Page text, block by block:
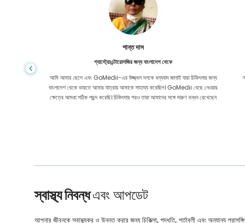
শান্ত দাস
গ্যাস্ট্রোএন্টারোলজির জন্য বাংলাদেশ থেকে
আমি আমার ছেলে এবং GoMedii-এর উজ্জ্বল দলকে ধন্যবাদ জানাই যারা চিকিৎসার জন্য
বাংলাদেশ থেকে ভারতে আমার যাত্রায় আমাকে সাহায্য করেছিল। GoMedii বেছে নেওয়ার
ক্ষেত্রে আমরা সঠিক পছন্দ করেছি। চিকিৎসার পরও তারা আমাদের সঙ্গে দারুণ বন্ধন রেখেছেন
স্বাস্থ্য নিবন্ধএবং আপডেট
আপনার জীবনকে স্বাস্থ্যকর ও উন্নত করার জন্য চিকিত্সা, পদ্ধতি, শর্তাবলী এবং অন্যান্য